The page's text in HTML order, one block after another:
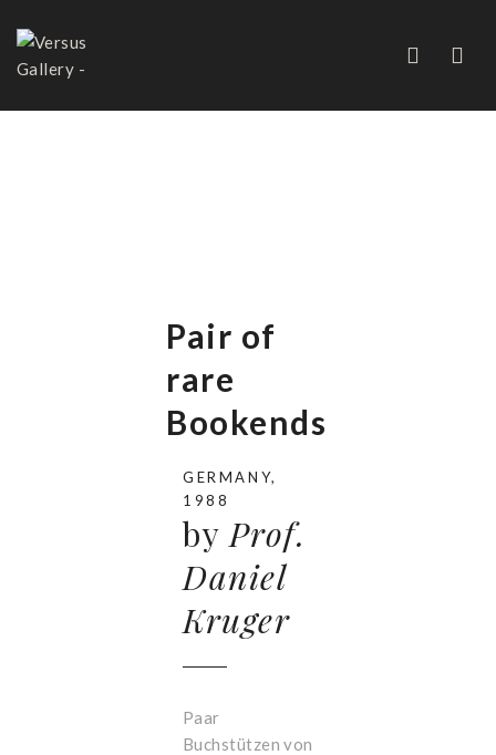
Pair of
rare
Bookends
GERMANY,
1988
byProf.
Daniel
Kruger
Paar
Buchstützen von